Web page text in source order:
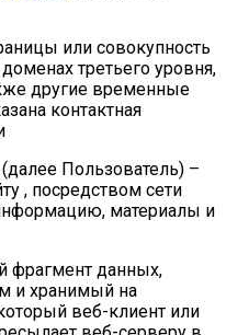
или совокупность
третьего уровня,
другие временные
контактная
(далее Пользователь) –
, посредством сети
материалы и
фрагмент данных,
и хранимый на
веб-клиент или